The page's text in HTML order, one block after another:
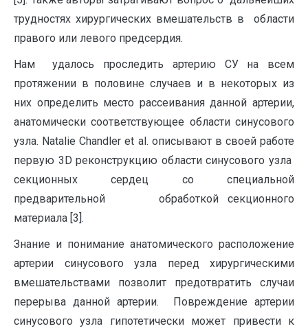
трудностях хирургических вмешательств в области
правого или левого предсердия.
Нам удалось проследить артерию СУ на всем
протяжении в половине случаев и в некоторых из
них определить место рассеивания данной артерии,
анатомически соответствующее области синусового
узла. Natalie Chandler et al. описывают в своей работе
первую 3D реконструкцию области синусового узла
секционных сердец cо специальной
предварительной обработкой секционного
материала [3].
Знание и понимание анатомического расположение
артерии синусового узла перед хирургическими
вмешательствами позволит предотвратить случаи
перерыва данной артерии. Повреждение артерии
синусового узла гипотетически может привести к